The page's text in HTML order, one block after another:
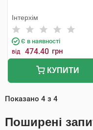
Інтерхім
Є в наявності
від 474.40 грн
КУПИТИ
Показано 4 з 4
Поширені